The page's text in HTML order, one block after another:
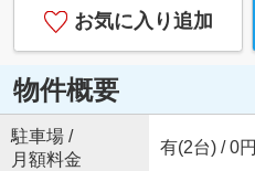
お気に入り追加
物件概要
駐車場 /
月額料金
有(2台) / 0円